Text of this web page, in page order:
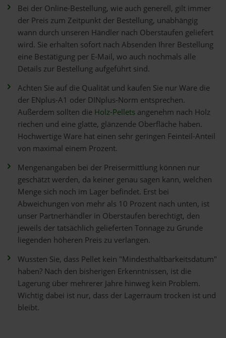
Bei der Online-Bestellung, wie auch generell, gilt immer
der Preis zum Zeitpunkt der Bestellung, unabhängig
wann durch unseren Händler nach Oberstaufen geliefert
wird. Sie erhalten sofort nach Absenden Ihrer Bestellung
eine Bestätigung per E-Mail, wo auch nochmals alle
Details zur Bestellung aufgeführt sind.
Achten Sie auf die Qualität und kaufen Sie nur Ware die
der ENplus-A1 oder DINplus-Norm entsprechen.
Außerdem sollten die Holz-Pellets angenehm nach Holz
riechen und eine glatte, glänzende Oberfläche haben.
Hochwertige Ware hat einen sehr geringen Feinteil-Anteil
von maximal einem Prozent.
Mengenangaben bei der Preisermittlung können nur
geschätzt werden, da keiner genau sagen kann, welchen
Menge sich noch im Lager befindet. Erst bei
Abweichungen von mehr als 10 Prozent nach unten, ist
unser Partnerhändler in Oberstaufen berechtigt, den
jeweils der tatsächlich gelieferten Tonnage zu Grunde
liegenden höheren Preis zu verlangen.
Wussten Sie, dass Pellet kein "Mindesthaltbarkeitsdatum"
haben? Nach den bisherigen Erkenntnissen, ist die
Lagerung über mehrerer Jahre hinweg kein Problem.
Wichtig dabei ist nur, dass der Lagerraum trocken ist und
bleibt.